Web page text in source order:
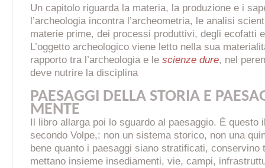
Un capitolo riguarda la materia, la produzione e i
l’archeologia incontra l’archeometria, le analisi
materie prime, dei processi produttivi, degli ecofatti
L’oggetto archeologico viene letto nella sua
rapporto tra l’archeologia e le scienze dure, nel
deve nutrire la disciplina
PAESAGGI DELLA STORIA E
MENTE
Il libro allarga poi lo sguardo al paesaggio. È questo
secondo Volpe,: non un sistema storico, non una
bene quanto i paesaggi siano stratificati, conservino
mettano insieme insediamenti, vie, campi,